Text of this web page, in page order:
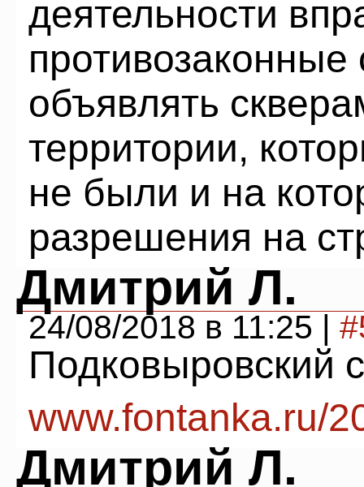
деятельности
противозаконные
объявлять
территории,
не были и на
разрешения на
Дмитрий Л.
24/08/2018 в 11:25 |
Подковыровский
www.fontanka.ru/
Дмитрий Л.